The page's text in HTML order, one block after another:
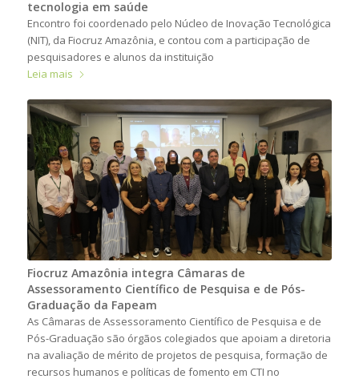
tecnologia em saúde
Encontro foi coordenado pelo Núcleo de Inovação Tecnológica
(NIT), da Fiocruz Amazônia, e contou com a participação de
pesquisadores e alunos da instituição
Leia mais
Fiocruz Amazônia integra Câmaras de
Assessoramento Científico de Pesquisa e de Pós-
Graduação da Fapeam
As Câmaras de Assessoramento Científico de Pesquisa e de
Pós-Graduação são órgãos colegiados que apoiam a diretoria
na avaliação de mérito de projetos de pesquisa, formação de
recursos humanos e políticas de fomento em CTI no